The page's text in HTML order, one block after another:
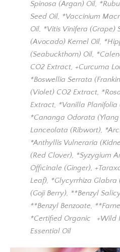
Spinosa (Argan) Oil,
Seed Oil, *Vaccinium
Oil, *Vitis Vinifera (Grape)
(Avocado) Kernel Oil,
(Seabuckthorn) Oil,
CO2 Extract, +Curcuma
*Boswellia Serrata
(Violet) CO2 Extract,
Extract, *Vanilla Planifolia
*Cananga Odorata
Lanceolata (Ribwort),
*Anthyllis Vulneraria
(Red Clover), *Syzygium
Officinale (Ginger),
Leaf), *Glycyrrhiza Glabra
(Goji Berry), **Benzyl
**Benzyl Benzoate,
*Certified Organic +Wild
Essential Oil